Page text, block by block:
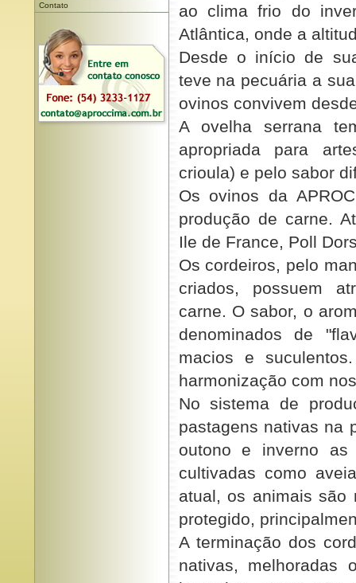
Contato
ao clima frio do
Atlântica, onde a
Desde o início de
teve na pecuária a
ovinos convivem
A ovelha serrana
apropriada para
crioula) e pelo sabor
Os ovinos da
produção de carne.
Ile de France, Poll
Os cordeiros, pelo
criados, possuem
carne. O sabor, o
denominados de
macios e
harmonização com
No sistema de
pastagens nativas na
outono e inverno as
cultivadas como
atual, os animais são
protegido,
A terminação dos
nativas, melhoradas